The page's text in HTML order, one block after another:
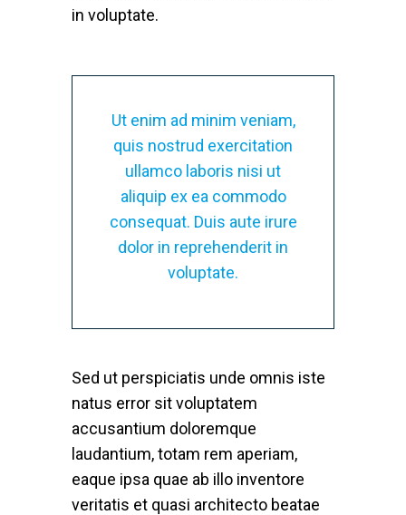
in voluptate.
Ut enim ad minim veniam,
quis nostrud exercitation
ullamco laboris nisi ut
aliquip ex ea commodo
consequat. Duis aute irure
dolor in reprehenderit in
voluptate.
Sed ut perspiciatis unde omnis iste
natus error sit voluptatem
accusantium doloremque
laudantium, totam rem aperiam,
eaque ipsa quae ab illo inventore
veritatis et quasi architecto beatae